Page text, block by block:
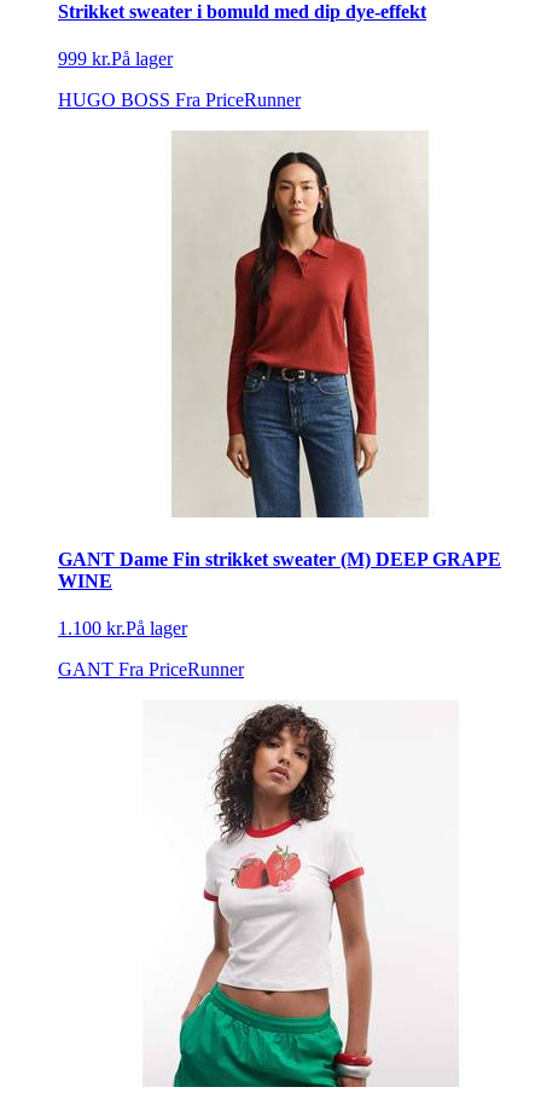
Strikket sweater i bomuld med dip dye-effekt
999 kr.På lager
HUGO BOSS Fra PriceRunner
GANT Dame Fin strikket sweater (M) DEEP GRAPE
WINE
1.100 kr.På lager
GANT Fra PriceRunner